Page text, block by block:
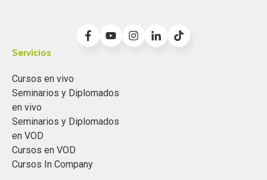
Servicios
Cursos en vivo
Seminarios y Diplomados
en vivo
Seminarios y Diplomados
en VOD
Cursos en VOD
Cursos In Company